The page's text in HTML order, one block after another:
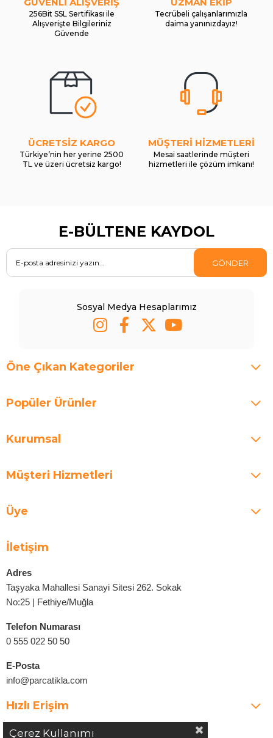
GÜVENLİ ALIŞVERİŞ
256Bit SSL Sertifikası ile
Alışverişte Bilgileriniz
Güvende
UZMAN EKİP
Tecrübeli çalışanlarımızla
daima yanınızdayız!
ÜCRETSİZ KARGO
Türkiye’nin her yerine 2500
TL ve üzeri ücretsiz kargo!
MÜŞTERİ HİZMETLERİ
Mesai saatlerinde müşteri
hizmetleri ile çözüm imkanı!
E-BÜLTENE KAYDOL
GÖNDER
Sosyal Medya Hesaplarımız
Öne Çıkan Kategoriler
Popüler Ürünler
Kurumsal
Müşteri Hizmetleri
Üye
İletişim
Adres
Taşyaka Mahallesi Sanayi Sitesi 262. Sokak
No:25 | Fethiye/Muğla
Telefon Numarası
0 555 022 50 50
E-Posta
info@parcatikla.com
Hızlı Erişim
Çerez Kullanımı